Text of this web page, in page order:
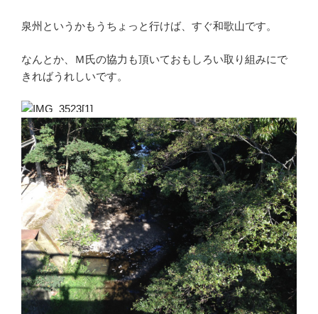
泉州というかもうちょっと行けば、すぐ和歌山です。
なんとか、Ｍ氏の協力も頂いておもしろい取り組みにで
きればうれしいです。